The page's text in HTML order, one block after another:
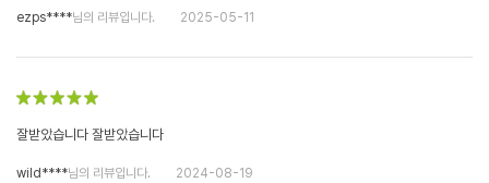
ezps****님의 리뷰입니다. 2025-05-11
잘받았습니다 잘받았습니다
wild****님의 리뷰입니다. 2024-08-19